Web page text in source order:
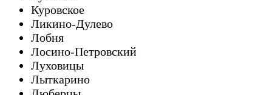
Куровское
Ликино-Дулево
Лобня
Лосино-Петровский
Луховицы
Лыткарино